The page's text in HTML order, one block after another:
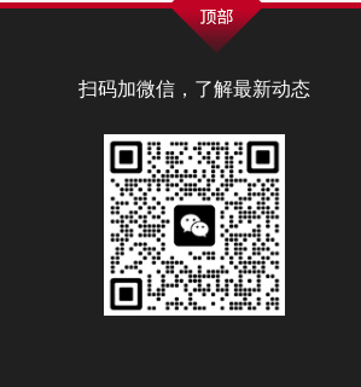
扫码加微信，了解最新动态